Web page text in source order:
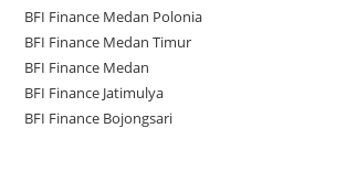
BFI Finance Medan Polonia
BFI Finance Medan Timur
BFI Finance Medan
BFI Finance Jatimulya
BFI Finance Bojongsari